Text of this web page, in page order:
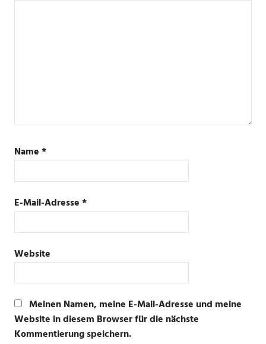
Name*
E-Mail-Adresse*
Website
Meinen Namen, meine E-Mail-Adresse und meine
Website in diesem Browser für die nächste
Kommentierung speichern.